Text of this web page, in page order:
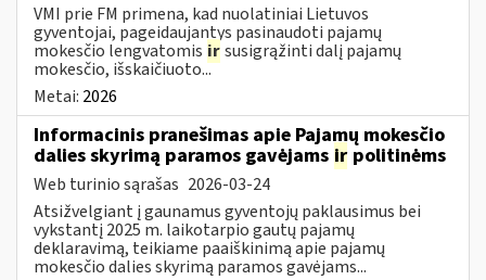
VMI prie FM primena, kad nuolatiniai Lietuvos
gyventojai, pageidaujantys pasinaudoti pajamų
mokesčio lengvatomis irsusigrąžinti dalį pajamų
mokesčio, išskaičiuoto...
Metai: 2026
Informacinis pranešimas apie Pajamų mokesčio
dalies skyrimą paramos gavėjams ir politinėms
Web turinio sąrašas 2026-03-24
Atsižvelgiant į gaunamus gyventojų paklausimus bei
vykstantį 2025 m. laikotarpio gautų pajamų
deklaravimą, teikiame paaiškinimą apie pajamų
mokesčio dalies skyrimą paramos gavėjams...